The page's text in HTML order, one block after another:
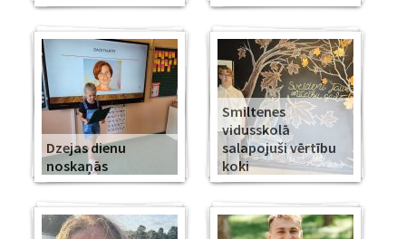
Dzejas dienu
noskaņās
Smiltenes
vidusskolā
salapojuši vērtību
koki